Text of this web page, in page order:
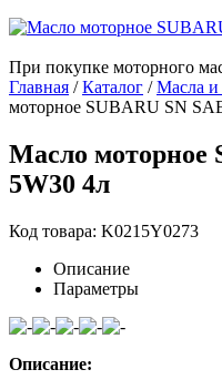
При покупке моторного
Главная /Каталог /Масла и
моторное SUBARU SN
Масло моторное
5W30 4л
Код товара: K0215Y0273
Описание
Параметры
Описание: